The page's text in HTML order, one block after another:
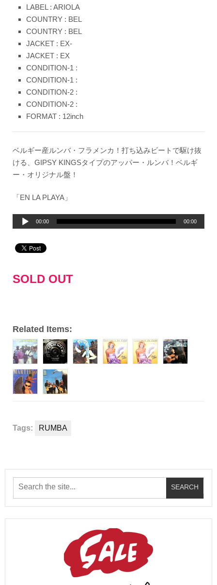
LABEL : ARIOLA
COUNTRY : BEL
COUNTRY : BEL
JACKET : EX-
JACKET : EX
CONDITION-1 :
CONDITION-1 :
CONDITION-2 :
CONDITION-2 :
FORMAT : 12inch
ベルギー産ルンバ・フラメンカ！打ち込みビートで駆け抜
ける、GIPSY KINGSタイプのアッパー・ルンバ！ベルギ
ー・オリジナル盤！
「EN LA PLAYA」
プ
ヤ
00:00 00:00
SOLD OUT
Related Items:
Tags: RUMBA